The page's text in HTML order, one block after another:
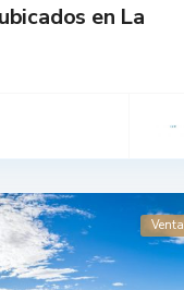
en La
Venta